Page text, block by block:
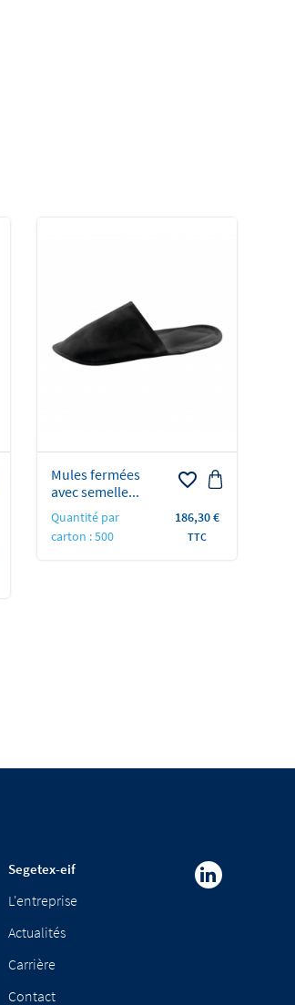
Mules fermées
avec semelle...
Quantité par
carton : 500
favorite_border
Prix
186,30 €
TTC
Segetex-eif
L'entreprise
Actualités
Carrière
Contact